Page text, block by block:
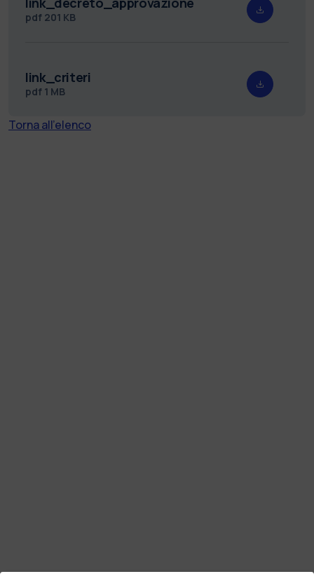
pdf 201 KB
link_criteri
pdf 1 MB
Torna all'elenco